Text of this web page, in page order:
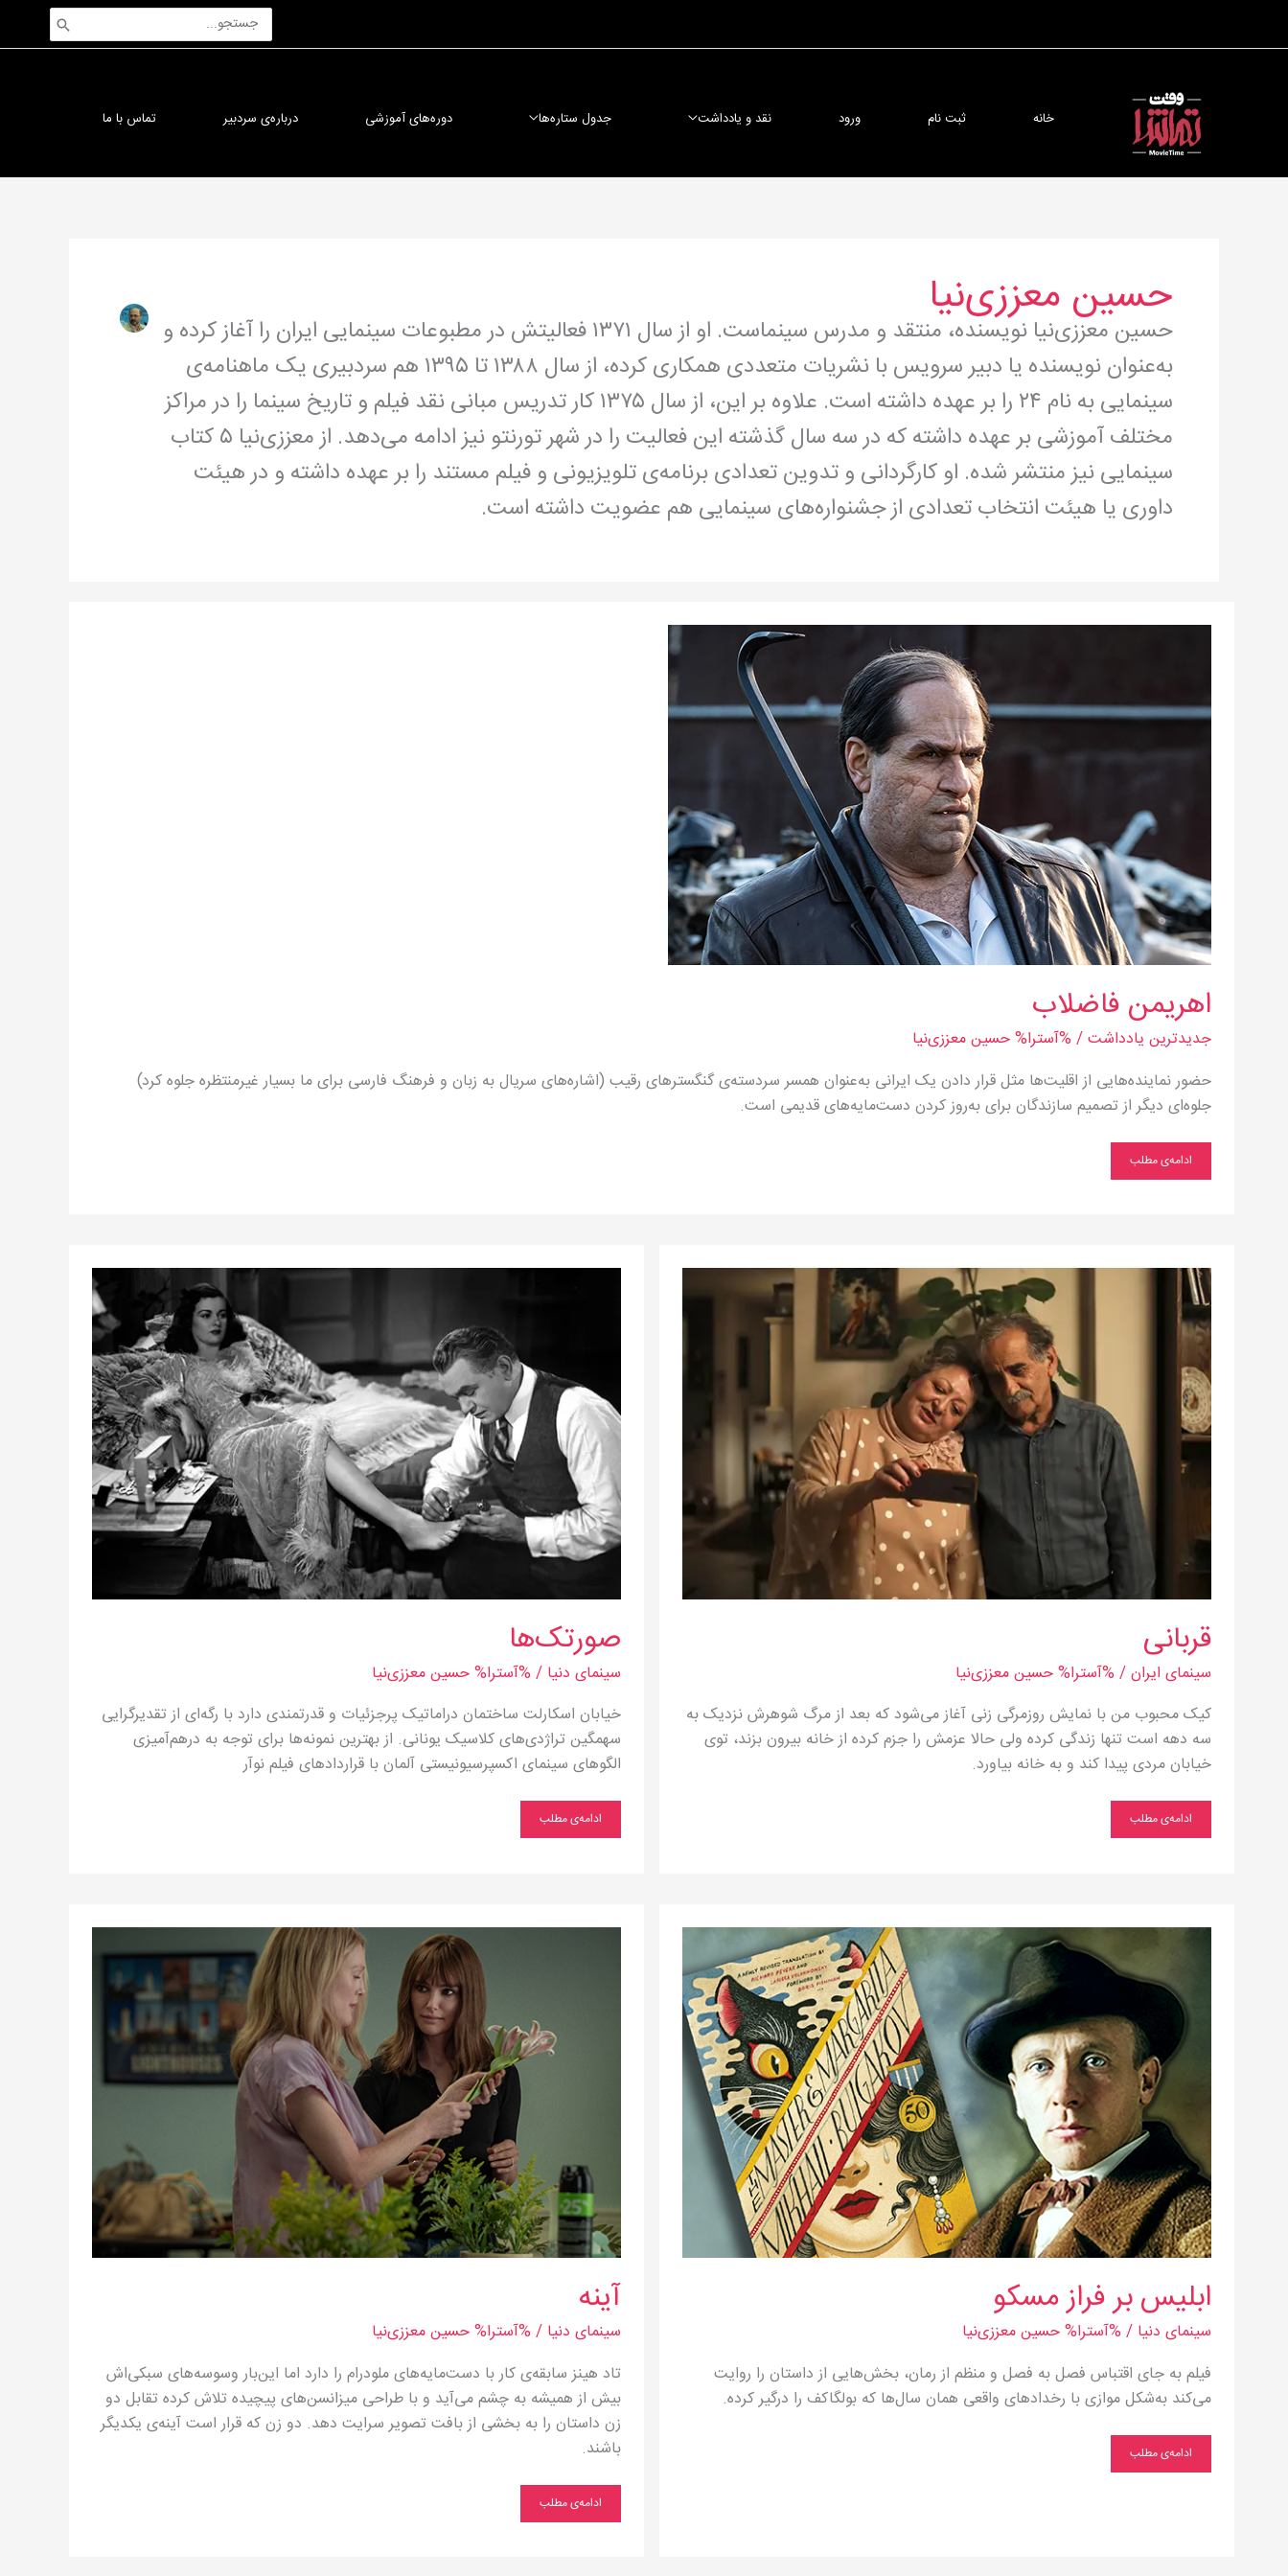
جستجوی:
خانه ثبت نام ورود نقد و یادداشت جدول ستاره‌ها دوره‌های آموزشی درباره‌ی سردبیر تماس با ما
حسین معززی‌نیا
حسین معززی‌نیا نویسنده، منتقد و مدرس سینماست. او از سال ۱۳۷۱ فعالیتش در مطبوعات سینمایی ایران را آغاز کرده و
به‌عنوان نویسنده یا دبیر سرویس با نشریات متعددی همکاری کرده، از سال ۱۳۸۸ تا ۱۳۹۵ هم سردبیری یک ماهنامه‌ی
سینمایی به نام ۲۴ را بر عهده داشته است. علاوه بر این، از سال ۱۳۷۵ کار تدریس مبانی نقد فیلم و تاریخ سینما را در مراکز
مختلف آموزشی بر عهده داشته که در سه سال گذشته این فعالیت را در شهر تورنتو نیز ادامه می‌دهد. از معززی‌نیا ۵ کتاب
سینمایی نیز منتشر شده. او کارگردانی و تدوین تعدادی برنامه‌ی تلویزیونی و فیلم مستند را بر عهده داشته و در هیئت
داوری یا هیئت انتخاب تعدادی از جشنواره‌های سینمایی هم عضویت داشته است.
اهریمن فاضلاب
جدیدترین یادداشت/ %آسترا%حسین معززی‌نیا
حضور نماینده‌هایی از اقلیت‌ها مثل قرار دادن یک ایرانی به‌عنوان همسر سردسته‌ی گنگسترهای رقیب (اشاره‌های سریال به زبان و فرهنگ فارسی برای ما بسیار غیرمنتظره جلوه کرد)
جلوه‌ای دیگر از تصمیم سازندگان برای به‌روز کردن دست‌مایه‌های قدیمی است.
ادامه‌ی مطلب
قربانی
سینمای ایران/ %آسترا%حسین معززی‌نیا
کیک محبوب من با نمایش روزمرگی زنی آغاز می‌شود که بعد از مرگ شوهرش نزدیک به
سه دهه است تنها زندگی کرده ولی حالا عزمش را جزم کرده از خانه بیرون بزند، توی
خیابان مردی پیدا کند و به خانه بیاورد.
قربانی
ادامه‌ی مطلب
صورتک‌ها
سینمای دنیا / %آسترا%حسین معززی‌نیا
خیابان اسکارلت ساختمان دراماتیک پرجزئیات و قدرتمندی دارد با رگه‌ای از تقدیرگرایی
سهمگین تراژدی‌های کلاسیک یونانی. از بهترین نمونه‌ها برای توجه به درهم‌آمیزی
الگوهای سینمای اکسپرسیونیستی آلمان با قراردادهای فیلم نوآر
ادامه‌ی مطلب
ابلیس بر فراز مسکو
سینمای دنیا / %آسترا%حسین معززی‌نیا
فیلم به جای اقتباس فصل به فصل و منظم از رمان، بخش‌هایی از داستان را روایت
می‌کند به‌شکل موازی با رخدادهای واقعی همان سال‌ها که بولگاکف را درگیر کرده.
ابلیس
مسکو
ادامه‌ی مطلب
آینه
سینمای دنیا / %آسترا%حسین معززی‌نیا
تاد هینز سابقه‌ی کار با دست‌مایه‌های ملودرام را دارد اما این‌بار وسوسه‌های سبکی‌اش
بیش از همیشه به چشم می‌آید و با طراحی میزانسن‌های پیچیده تلاش کرده تقابل دو
زن داستان را به بخشی از بافت تصویر سرایت دهد. دو زن که قرار است آینه‌ی یکدیگر
باشند.
ادامه‌ی مطلب